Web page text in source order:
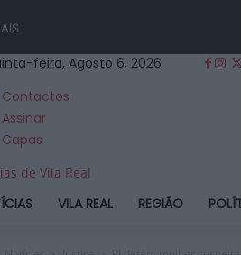
feira, Agosto 6, 2026
Contactos
Assinar
Capas
de Vila Real
VILA REAL REGIÃO